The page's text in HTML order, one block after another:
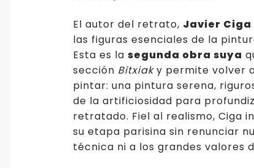
El autor del retrato, Javier Ciga
las figuras esenciales de la
Esta es la segunda obra suya
sección Bitxiaky permite volver
pintar: una pintura serena,
de la artificiosidad para
retratado. Fiel al realismo, Ciga
su etapa parisina sin renunciar
técnica ni a los grandes valores